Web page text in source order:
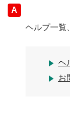
回答
ヘルプ一覧
ヘ
お